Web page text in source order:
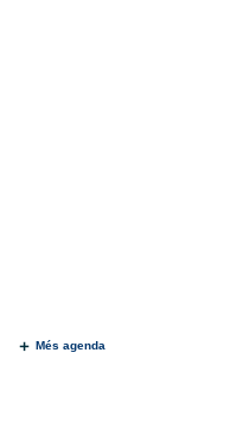
Més agenda